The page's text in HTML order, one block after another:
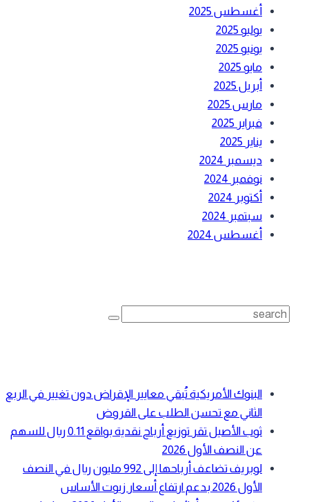
أغسطس 2025
يوليو 2025
يونيو 2025
مايو 2025
أبريل 2025
مارس 2025
فبراير 2025
يناير 2025
ديسمبر 2024
نوفمبر 2024
أكتوبر 2024
سبتمبر 2024
أغسطس 2024
Search
البنوك الأمريكية تُبقي معايير الإقراض دون تغيير في الربع
الثاني مع تحسن الطلب على القروض
ثوب الأصيل تقر توزيع أرباح نقدية بواقع 0.11 ريال للسهم
عن النصف الأول 2026
لوبريف تضاعف أرباحها إلى 992 مليون ريال في النصف
الأول 2026 بدعم ارتفاع أسعار زيوت الأساس